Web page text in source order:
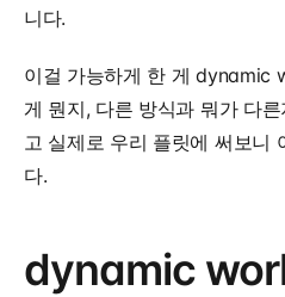
니다.
이걸 가능하게 한 게 dynamic
게 뭔지, 다른 방식과 뭐가 다
고 실제로 우리 플릿에 써보니
다.
dynamic